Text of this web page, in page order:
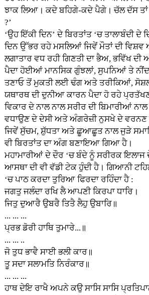
ਝਾਕ ਲਿਆ। ਕਦੇ ਬਹਿਗੇ-ਕਦੇ ਪੈਗੇ। ਚੱਲ ਦੱਸ ਤਾਂ
?’
‘ਉਹ ਇੱਕੀ ਦਿਨ’ ਦੇ ਬਿਰਤਾਂਤ ‘ਚ ਤਾਲਾਬੰਦੀ ਦੇ
ਦਿਨ ਉੱਭਰ ਰਹੇ ਮਸਲਿਆਂ ਜਿਵੇਂ ਮੌਤਾਂ ਦੀ ਵਿਸ਼ਵ
ਲਗਾਤਾਰ ਵਧ ਰਹੀ ਗਿਣਤੀ ਦਾ ਭੈਅ, ਭਵਿੱਖ
ਪੈਦਾ ਹੋਈਆਂ ਮਾਨਸਿਕ ਗੁੰਝਲਾਂ, ਸੁਪਨਿਆਂ ਤੇ
ਤਣਾਓ ਤੋਂ ਮੁਕਤੀ ਲਈ ਢੰਗ ਅਤੇ ਤਰੀਕਿਆਂ,
ਯਥਾਰਥ ਦੀ ਦੁਨੀਆ ਕਾਰਨ ਪੈਦਾ ਹੋ ਰਹੇ
ਵਿਕਾਰ ਦੇ ਨਾਲ ਨਾਲ ਸਰੀਰ ਦੀ ਬਿਮਾਰੀਆਂ
ਵਧਾਉਣ ਦੇ ਦੇਸੀ ਅਤੇ ਅੰਗਰੇਜ਼ੀ ਨੁਸਖੇ ਦੇ ਵਰਨਣ
ਜਿਵੇਂ ਸੁੱਚਮ, ਸ਼ੁੱਧਤਾ ਅਤੇ ਛੂਆਛੂਤ ਨਾਲ ਜੁੜੇ
ਵੀ ਬਿਰਤਾਂਤ ਦਾ ਅੰਗ ਬਣਾਇਆ ਗਿਆ ਹੈ।
ਮਹਾਮਾਰੀਆਂ ਦੇ ਦੌਰ ‘ਚ ਬੰਦੇ ਨੂੰ ਸਰੀਰਕ ਇਲਾਜ
ਆਸਥਾ ਦੀ ਵੀ ਵੱਡੀ ਟੇਕ ਹੁੰਦੀ ਹੈ। ਗਿਆਨੀ
‘ਚ ਪਾਠ ਕਰਦਾ ਤੁਰਿਆ ਫਿਰਦਾ ਰਹਿੰਦਾ ਹੈ :
ਜਗਤੁ ਜਲੰਦਾ ਰਖਿ ਲੈ ਆਪਣੀ ਕਿਰਪਾ ਧਾਰਿ।
ਜਿਤੁ ਦੁਆਰੈ ਉਬਰੈ ਤਿਤੈ ਲੈਹੁ ਉਬਾਰਿ॥
... ... ...
ਪ੍ਰਭ ਡੋਰੀ ਹਾਥਿ ਤੁਮਾਰੇ...॥
... ... ..
ਜੋ ਤੁਧ ਭਾਵੈ ਸਾਈ ਭਲੀ ਕਾਰ॥
ਤੂ ਸਦਾ ਸਲਾਮਤਿ ਨਿਰੰਕਾਰ॥
... ... ...
ਹਾਥ ਦੇਇ ਰਾਖੈ ਅਪਨੇ ਕਉ ਸਾਸਿ ਸਾਸਿ